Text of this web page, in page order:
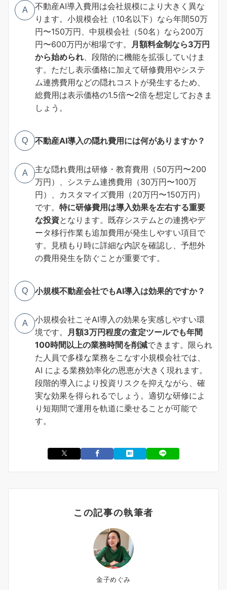
A
不動産AI導入費用は会社規模により大きく異な
ります。小規模会社（10名以下）なら年間50万
円〜150万円、中規模会社（50名）なら200万
円〜600万円が相場です。
月額料金制なら3万円
から始められ 、段階的に機能を拡張していけま
す。ただし表示価格に加えて研修費用やシステ
ム連携費用などの隠れコストが発生するため、
総費用は表示価格の1.5倍〜2倍を想定しておきま
しょう。
Q 不動産AI導入の隠れ費用には何がありますか？
A
主な隠れ費用は研修・教育費用（50万円〜200
万円）、システム連携費用（30万円〜100万
円）、カスタマイズ費用（20万円〜150万円）
です。 特に研修費用は導入効果を左右する重要
な投資となります。既存システムとの連携やデ
ータ移行作業も追加費用が発生しやすい項目で
す。見積もり時に詳細な内訳を確認し、予想外
の費用発生を防ぐことが重要です。
Q 小規模不動産会社でもAI導入は効果的ですか？
A
小規模会社こそAI導入の効果を実感しやすい環
境です。
月額3万円程度の査定ツールでも年間
100時間以上の業務時間を削減できます。限られ
た人員で多様な業務をこなす小規模会社では、
AI による業務効率化の恩恵が大きく現れます。
段階的導入により投資リスクを抑えながら、確
実な効果を得られるでしょう。適切な研修によ
り短期間で運用を軌道に乗せることが可能で
す。
この記事の執筆者
金子めぐみ